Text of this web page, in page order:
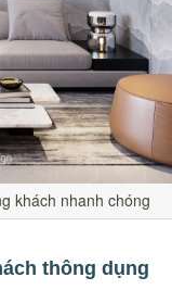
khách nhanh chóng
thông dụng